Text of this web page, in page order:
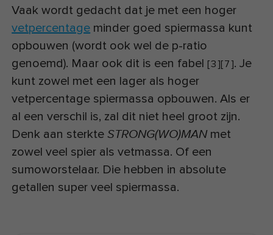
Vaak wordt gedacht dat je met een hoger
vetpercentage minder goed spiermassa kunt
opbouwen (wordt ook wel de p-ratio
genoemd). Maar ook dit is een fabel [3][7]. Je
kunt zowel met een lager als hoger
vetpercentage spiermassa opbouwen. Als er
al een verschil is, zal dit niet heel groot zijn.
Denk aan sterkteSTRONG(WO)MANmet
zowel veel spier als vetmassa. Of een
sumoworstelaar. Die hebben in absolute
getallen super veel spiermassa.